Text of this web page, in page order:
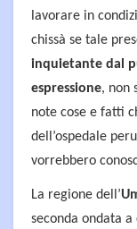
lavorare in
chissà se tale
inquietante dal
espressione, non
note cose e fatti
dell’ospedale
vorrebbero
La regione dell’
seconda ondata